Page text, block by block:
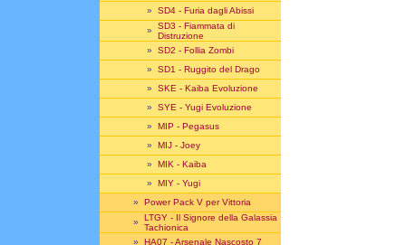
» SD4 - Furia dagli Abissi
» SD3 - Fiammata di
Distruzione
» SD2 - Follia Zombi
» SD1 - Ruggito del Drago
» SKE - Kaiba Evoluzione
» SYE - Yugi Evoluzione
» MIP - Pegasus
» MIJ - Joey
» MIK - Kaiba
» MIY - Yugi
» Power Pack V per Vittoria
» LTGY - Il Signore della Galassia
Tachionica
» HA07 - Arsenale Nascosto 7